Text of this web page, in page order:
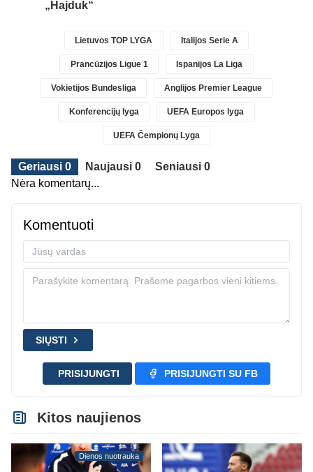
„Hajduk“
Lietuvos TOP LYGA Italijos Serie A
Prancūzijos Ligue 1 Ispanijos La Liga
Vokietijos Bundesliga Anglijos Premier League
Konferencijų lyga UEFA Europos lyga
UEFA Čempionų Lyga
Geriausi 0 Naujausi 0
Seniausi 0
Nėra komentarų...
Komentuoti
SIŲSTI
PRISIJUNGTI PRISIJUNGTI SU FB
Kitos naujienos
Dienos nuotrauka